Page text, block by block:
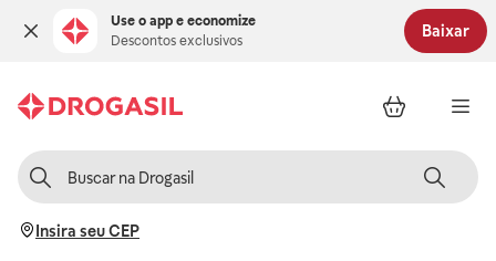
Use o app e economize
Descontos exclusivos
Baixar
Insira seu CEP